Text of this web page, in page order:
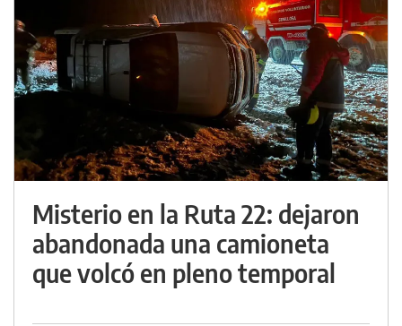
Misterio en la Ruta 22: dejaron
abandonada una camioneta
que volcó en pleno temporal